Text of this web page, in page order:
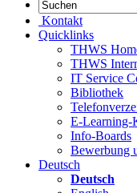
Kontakt
Quicklinks
THWS
THWS
IT Service
Bibliothek
E-Learning-
Info-Boards
Bewerbung
Deutsch
Deutsch